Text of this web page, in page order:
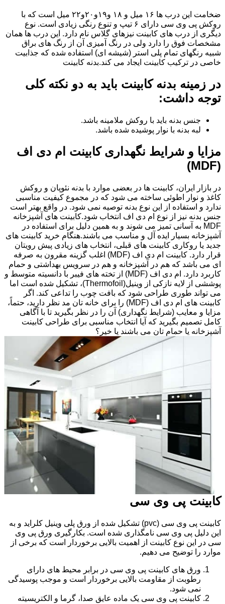
ضخامت این درب ها ۱۶ میل و ۱۸ و١٩و٢٠و٢٢ میل است که با
روکش پی وی سی دارای ۶ تیپ و تنوع رنگی زیادی است. نوع
دیگری از درب های کابینت نیزهای گلاس نام دارد. این درب ها همان
مشخصات فوق را دارد ولی در رنگ آمیزی آن از رنگ های براق
شبیه رنگهای تمام پلی استر (شیشه ای) استفاده شده که جذابیت
خاصی در ترکیب کابینت ایجاد می کند.بدنه کابینت
در زمینه بدنه کابینت باید به دو نکته کلی
توجه داشت:
جنس بدنه باید با روکش ملامینه باشد.
لبه بدنه با نوار پوشیده شده باشد.
مزایا و شرایط نگهداری کابینت ام دی اف
(MDF)
در بازار ایران، کابینت ها در بعضی موارد با بدنه نئوپان و روکش
کاغذ و نوار اطوئی ساخته می شود که در مجموع کیفیت مناسبی
ندارد و استفاده از این نوع بدنه توصیه نمی شود. در واقع بهتر است
جنس بدنه نیز از نوع ام دی اف انتخاب شود.کابینت های آشپزخانه
MDF به آسانی تمیز می شوند و به همین دلیل برای استفاده در
آشپزخانه بسیار ایده آل و مناسب می باشند.هنگام خرید کابینت های
جدید یا روکاری کابینت های قبلی، انتخاب های زیادی پیش رویتان
قرار دارد. کابینت ام دی اف (MDF) اغلب گزینه مقرون به صرفه
ای می باشد که هم در آشپزخانه و هم در سرویس بهداشتی و حمام
کاربرد دارد. ام دی اف (MDF) از تخته های فیبر با دانسیته متوسط و
پوششی از لایه نازکی از وینیل(Thermofoil)، تشکیل شده است اما
می تواند طوری طراحی شود که بافت چوب را تداعی کند. اگر
کابینت های ام دی اف (MDF) را برای خانه تان مد نظر دارید، حتماً،
مزایا و معایب (شرایط نگهداری) آن را در نظر بگیرید تا با آگاهی
کامل تصمیم بگیرید که آیا انتخاب مناسبی برای طراحی کابینت
آشپزخانه یا حمام تان می باشند یا خیر؟
کابینت پی وی سی
کابینت پی وی سی (pvc) تشکیل شده از ورق پلی وینیل کلراید و به
این دلیل پی وی سی نامگذاری شده است. بکارگیری ورق پی وی
سی در این نوع کابینت از اهمیت بالایی برخوردار است که برخی از
موارد را توضیح می دهیم.
ورق های کابینت پی وی سی در برابر محیط های دارای
رطوبت از مقاومت بالایی برخوردار است و موجب پوسیدگی
نمی شود.
کابینت پی وی سی یک ماده عایق صدا، گرما و الکتریسیته